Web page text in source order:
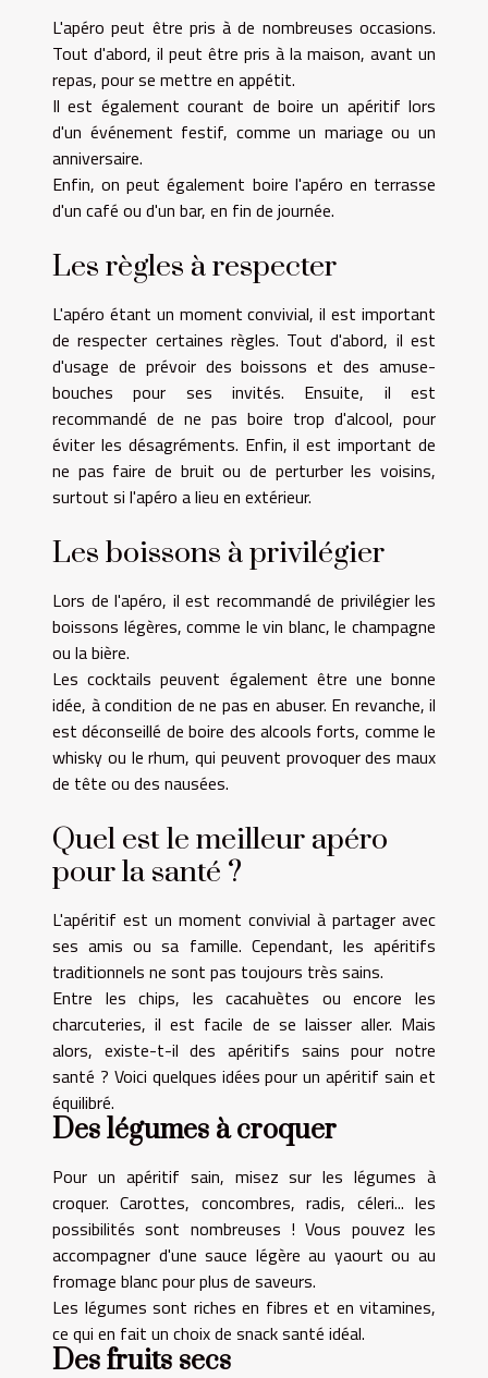
L'apéro peut être pris à de nombreuses occasions.
Tout d'abord, il peut être pris à la maison, avant un
repas, pour se mettre en appétit.
Il est également courant de boire un apéritif lors
d'un événement festif, comme un mariage ou un
anniversaire.
Enfin, on peut également boire l'apéro en terrasse
d'un café ou d'un bar, en fin de journée.
Les règles à respecter
L'apéro étant un moment convivial, il est important
de respecter certaines règles. Tout d'abord, il est
d'usage de prévoir des boissons et des amuse-
bouches pour ses invités. Ensuite, il est
recommandé de ne pas boire trop d'alcool, pour
éviter les désagréments. Enfin, il est important de
ne pas faire de bruit ou de perturber les voisins,
surtout si l'apéro a lieu en extérieur.
Les boissons à privilégier
Lors de l'apéro, il est recommandé de privilégier les
boissons légères, comme le vin blanc, le champagne
ou la bière.
Les cocktails peuvent également être une bonne
idée, à condition de ne pas en abuser. En revanche, il
est déconseillé de boire des alcools forts, comme le
whisky ou le rhum, qui peuvent provoquer des maux
de tête ou des nausées.
Quel est le meilleur apéro
pour la santé ?
L'apéritif est un moment convivial à partager avec
ses amis ou sa famille. Cependant, les apéritifs
traditionnels ne sont pas toujours très sains.
Entre les chips, les cacahuètes ou encore les
charcuteries, il est facile de se laisser aller. Mais
alors, existe-t-il des apéritifs sains pour notre
santé ? Voici quelques idées pour un apéritif sain et
équilibré.
Des légumes à croquer
Pour un apéritif sain, misez sur les légumes à
croquer. Carottes, concombres, radis, céleri... les
possibilités sont nombreuses ! Vous pouvez les
accompagner d'une sauce légère au yaourt ou au
fromage blanc pour plus de saveurs.
Les légumes sont riches en fibres et en vitamines,
ce qui en fait un choix de snack santé idéal.
Des fruits secs